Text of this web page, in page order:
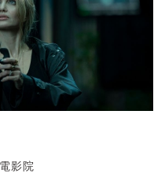
影院